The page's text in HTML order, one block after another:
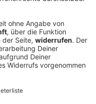
- Drei
Offenbar war